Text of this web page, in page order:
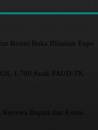
Resmi Buka Blitarian Expo
1.700 Anak PAUD-TK
Bupati dan Ketua